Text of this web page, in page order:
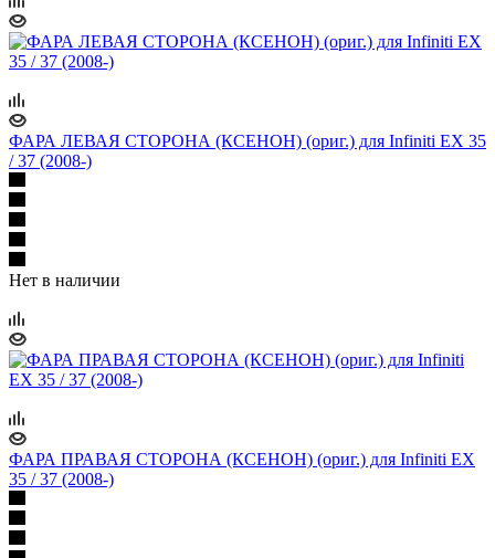
ФАРА ЛЕВАЯ СТОРОНА (КСЕНОН) (ориг.) для Infiniti EX 35
/ 37 (2008-)
Нет в наличии
ФАРА ПРАВАЯ СТОРОНА (КСЕНОН) (ориг.) для Infiniti EX
35 / 37 (2008-)